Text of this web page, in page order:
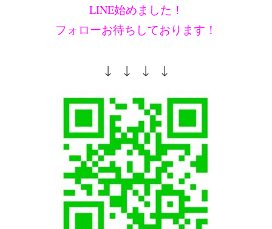
LINE始めました！
フォローお待ちしております！
↓ ↓ ↓ ↓